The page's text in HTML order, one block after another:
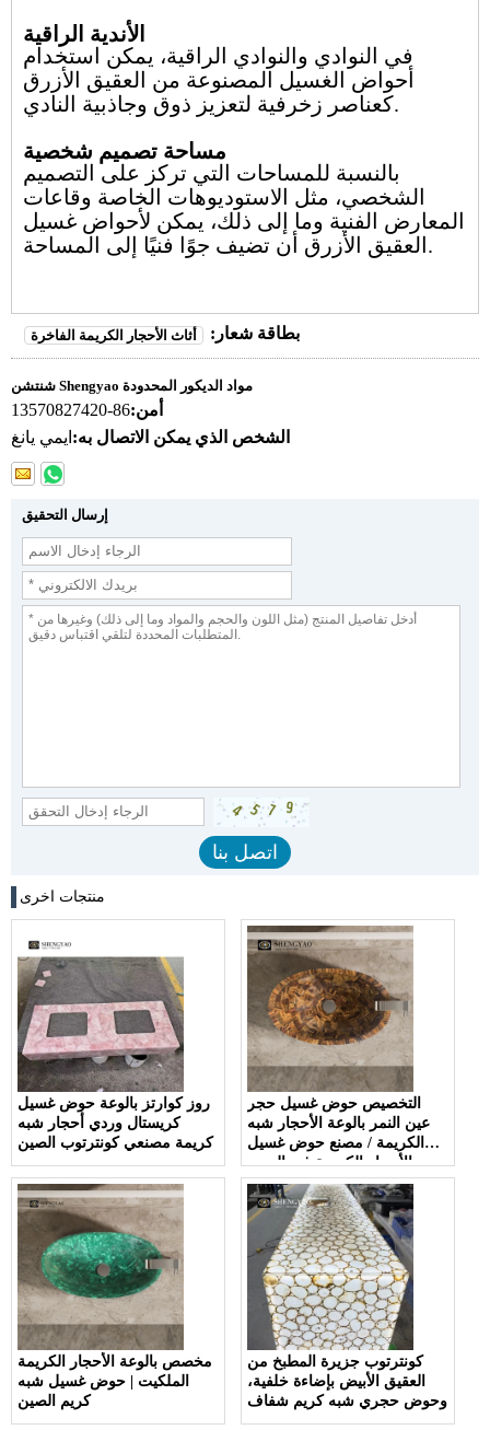
الأندية الراقية
في النوادي والنوادي الراقية، يمكن استخدام
أحواض الغسيل المصنوعة من العقيق الأزرق
كعناصر زخرفية لتعزيز ذوق وجاذبية النادي.
مساحة تصميم شخصية
بالنسبة للمساحات التي تركز على التصميم
الشخصي، مثل الاستوديوهات الخاصة وقاعات
المعارض الفنية وما إلى ذلك، يمكن لأحواض غسيل
العقيق الأزرق أن تضيف جوًا فنيًا إلى المساحة.
بطاقة شعار: أثاث الأحجار الكريمة الفاخرة
شنتشن Shengyao مواد الديكور المحدودة
أمن:86-13570827420
الشخص الذي يمكن الاتصال به: ايمي يانغ
إرسال التحقيق
منتجات اخرى
روز كوارتز بالوعة حوض غسيل
كريستال وردي أحجار شبه
كريمة مصنعي كونترتوب الصين
التخصيص حوض غسيل حجر
عين النمر بالوعة الأحجار شبه
الكريمة / مصنع حوض غسيل
الأحجار الكريمة في الصين
مخصص بالوعة الأحجار الكريمة
الملكيت | حوض غسيل شبه
كريم الصين
كونترتوب جزيرة المطبخ من
العقيق الأبيض بإضاءة خلفية،
وحوض حجري شبه كريم شفاف